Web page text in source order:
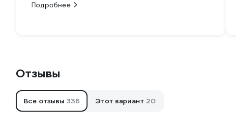
Подробнее
Отзывы
Все отзывы 336 Этот вариант 20